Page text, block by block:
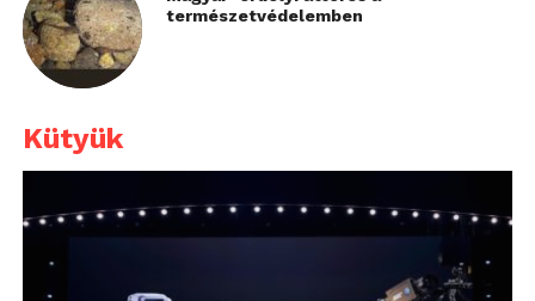
természetvédelemben
Kütyük